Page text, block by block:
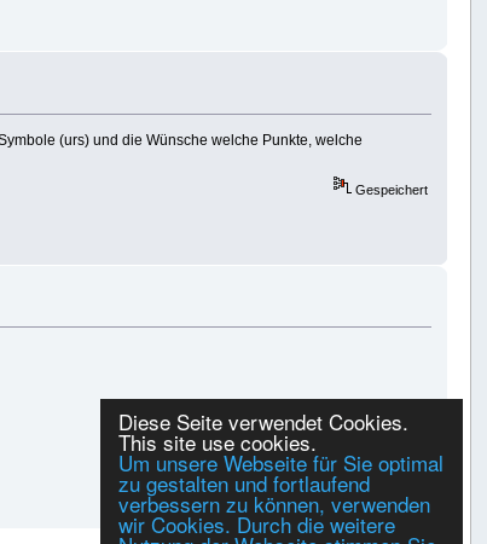
Diese Seite verwendet Cookies.
This site use cookies.
Um unsere Webseite für Sie optimal
zu gestalten und fortlaufend
verbessern zu können, verwenden
wir Cookies. Durch die weitere
(urs) und die Wünsche welche Punkte, welche
Gespeichert
Gespeichert